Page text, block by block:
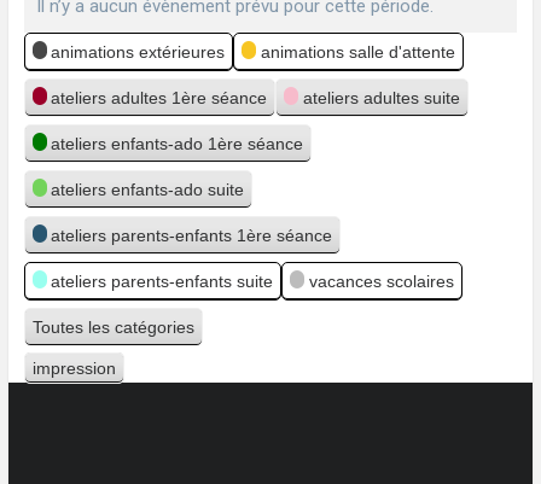
Il n’y a aucun évènement prévu pour cette période.
Catégories
animations extérieures animations salle d'attente
ateliers adultes 1ère séance ateliers adultes suite
ateliers enfants-ado 1ère séance
ateliers enfants-ado suite
ateliers parents-enfants 1ère séance
ateliers parents-enfants suite vacances scolaires
Toutes les catégories
Vue
impression